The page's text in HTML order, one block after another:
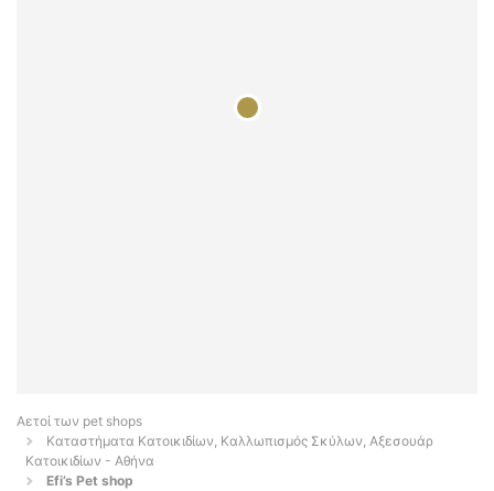
Αετοί των pet shops
Καταστήματα Κατοικιδίων, Καλλωπισμός Σκύλων, Αξεσουάρ
Κατοικιδίων - Αθήνα
Efi’s Pet shop